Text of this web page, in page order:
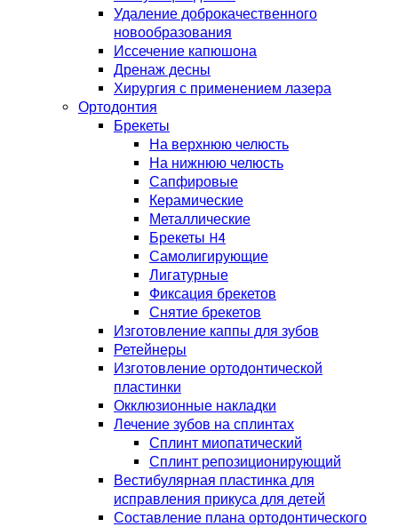
Удаление доброкачественного
новообразования
Иссечение капюшона
Дренаж десны
Хирургия с применением лазера
Ортодонтия
Брекеты
На верхнюю челюсть
На нижнюю челюсть
Сапфировые
Керамические
Металлические
Брекеты H4
Самолигирующие
Лигатурные
Фиксация брекетов
Снятие брекетов
Изготовление каппы для зубов
Ретейнеры
Изготовление ортодонтической
пластинки
Окклюзионные накладки
Лечение зубов на сплинтах
Сплинт миопатический
Сплинт репозиционирующий
Вестибулярная пластинка для
исправления прикуса для детей
Составление плана ортодонтического